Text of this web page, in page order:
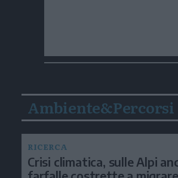
Ambiente&Percorsi
RICERCA
Crisi climatica, sulle Alpi